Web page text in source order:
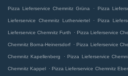
Pizza Lieferservice Chemnitz Grüna . Pizza
Lieferservice Chemnitz Lutherviertel . Pizza
Lieferservice Chemnitz Furth . Pizza Lieferservice
Chemnitz Borna-Heinersdorf . Pizza Lieferservice
Chemnitz Kapellenberg . Pizza Lieferservice
Chemnitz Kappel . Pizza Lieferservice Chemnitz